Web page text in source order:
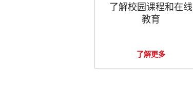
了解校园课程和在线
教育
了解更多